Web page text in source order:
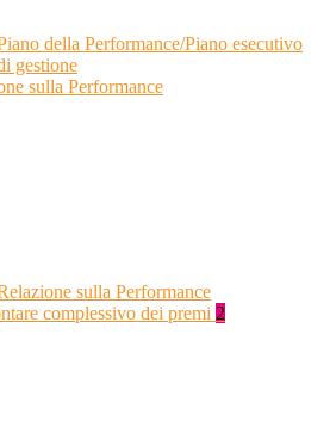
della Performance/Piano esecutivo
gestione
sulla Performance
sulla Performance
complessivo dei premi 2